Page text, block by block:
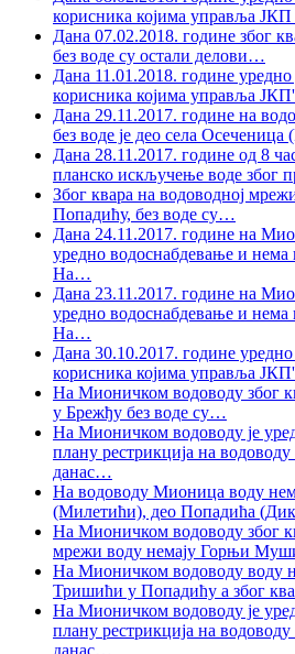
корисника којима управља
Дана 07.02.2018. године због
без воде су остали делови…
Дана 11.01.2018. године
корисника којима управља
Дана 29.11.2017. године на
без воде је део села
Дана 28.11.2017. године од 8
планско искључење воде због
Због квара на водоводној
Попадићу, без воде су…
Дана 24.11.2017. године на
уредно водоснабдевање и
На…
Дана 23.11.2017. године на
уредно водоснабдевање и
На…
Дана 30.10.2017. године
корисника којима управља
На Мионичком водоводу због
у Брежђу без воде су…
На Мионичком водоводу је
плану рестрикција на
данас…
На водоводу Мионица воду
(Милетићи), део Попадића
На Мионичком водоводу због
мрежи воду немају Горњи
На Мионичком водоводу воду
Тришићи у Попадићу а због
На Мионичком водоводу је
плану рестрикција на
данас…